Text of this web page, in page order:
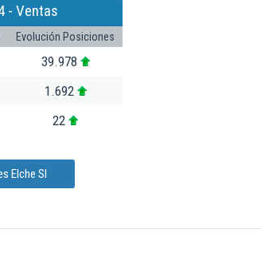
- Ventas
Evolución Posiciones
39.978
1.692
22
Elche Sl